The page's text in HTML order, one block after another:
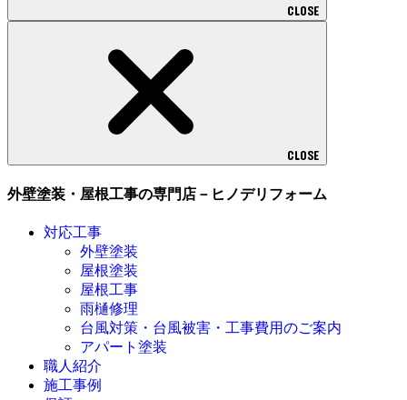
CLOSE
CLOSE
外壁塗装・屋根工事の専門店－ヒノデリフォーム
対応工事
外壁塗装
屋根塗装
屋根工事
雨樋修理
台風対策・台風被害・工事費用のご案内
アパート塗装
職人紹介
施工事例